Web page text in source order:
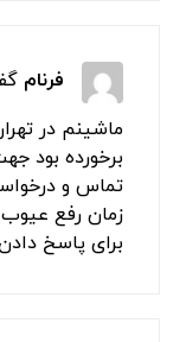
فرنام
ماشینم در
برخورده بود
تماس و
زمان رفع
برای پاسخ